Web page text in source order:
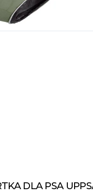
DLA PSA